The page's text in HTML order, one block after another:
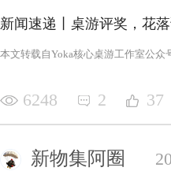
新闻速递丨桌游评奖，花
本文转载自Yoka核心桌游工作室公众
6248 2 37
新物集阿圈